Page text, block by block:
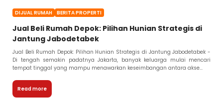
DIJUAL RUMAH BERITA PROPERTI
Jual Beli Rumah Depok: Pilihan Hunian Strategis di
Jantung Jabodetabek
Jual Beli Rumah Depok: Pilihan Hunian Strategis di Jantung Jabodetabek -
Di tengah semakin padatnya Jakarta, banyak keluarga mulai mencari
tempat tinggal yang mampu menawarkan keseimbangan antara akse...
Read more